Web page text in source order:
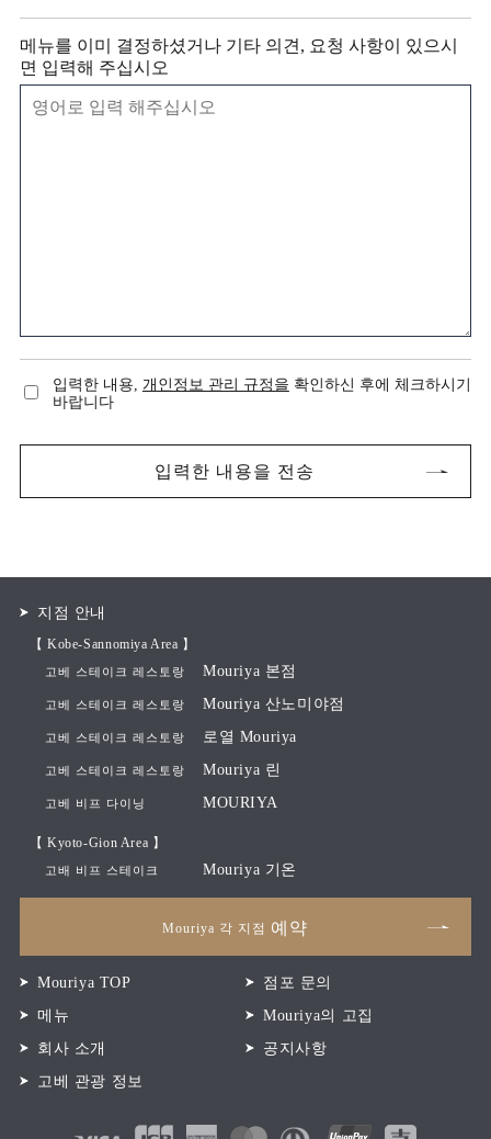
메뉴를 이미 결정하셨거나 기타 의견, 요청 사항이 있으시
면 입력해 주십시오
입력한 내용, 개인정보 관리 규정을 확인하신 후에 체크하시기
바랍니다
지점 안내
【 Kobe-Sannomiya Area 】
고베 스테이크 레스토랑 Mouriya 본점
고베 스테이크 레스토랑 Mouriya 산노미야점
고베 스테이크 레스토랑 로열 Mouriya
고베 스테이크 레스토랑 Mouriya 린
고베 비프 다이닝 MOURIYA
【 Kyoto-Gion Area 】
고배 비프 스테이크 Mouriya 기온
Mouriya 각 지점 예약
Mouriya TOP
점포 문의
메뉴
Mouriya의 고집
회사 소개
공지사항
고베 관광 정보